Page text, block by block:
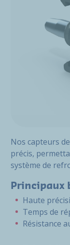
Nos capteurs
précis,
système de
Principaux
Haute
Temps de
Résistance